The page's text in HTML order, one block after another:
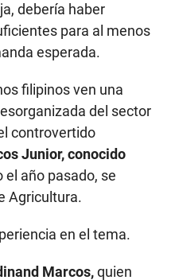
debería haber
para al menos
esperada.
filipinos ven una
del sector
controvertido
Junior, conocido
el año pasado, se
Agricultura.
en el tema.
Marcos,quien